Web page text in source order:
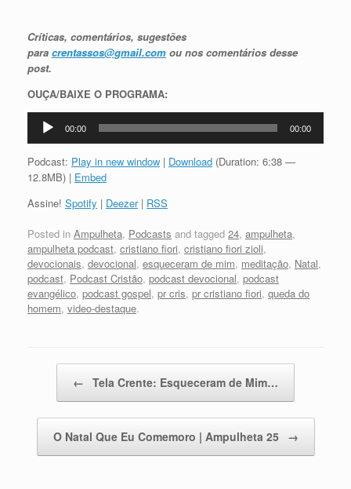
Críticas, comentários, sugestões
para crentassos@gmail.com ou nos comentários desse
post.
OUÇA/BAIXE O PROGRAMA:
Tocador
00:00 00:00
Podcast: Play in new window | Download (Duration: 6:38 —
12.8MB) | Embed
Assine! Spotify | Deezer| RSS
Posted in Ampulheta, Podcasts and tagged 24, ampulheta,
ampulheta podcast, cristiano fiori, cristiano fiori zioli,
devocionais, devocional, esqueceram de mim, meditação, Natal,
podcast, Podcast Cristão, podcast devocional, podcast
evangélico, podcast gospel, pr cris, pr cristiano fiori, queda do
homem, video-destaque.
← Tela Crente: Esqueceram de Mim…
O Natal Que Eu Comemoro | Ampulheta 25 →